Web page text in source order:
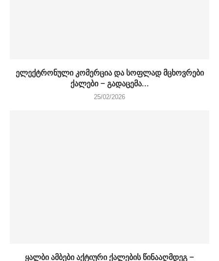
ელექტრონული კომერცია და სოფლად მცხოვრები
ქალები – გადაცემა...
25/02/2026
ყალბი ამბები აქტიური ქალების წინააღმდეგ –